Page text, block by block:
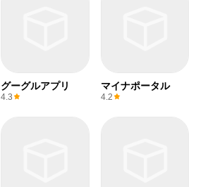
グーグルアプリ
4.3
マイナポータル
4.2